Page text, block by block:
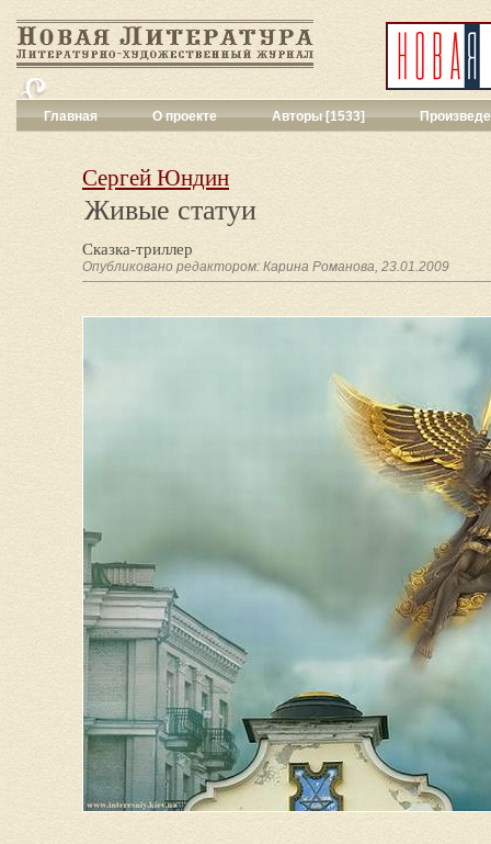
Главная О проекте Авторы [1533]
Сценарии[16]
[1017]
Другие жанры
Все жанры
Сергей Юндин
Живые статуи
Сказка-триллер
Опубликовано редактором: Карина Романова, 23.01.2009